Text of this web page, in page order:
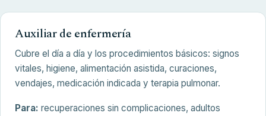
Auxiliar de enfermería
Cubre el día a día y los procedimientos básicos: signos
vitales, higiene, alimentación asistida, curaciones,
vendajes, medicación indicada y terapia pulmonar.
Para: recuperaciones sin complicaciones, adultos